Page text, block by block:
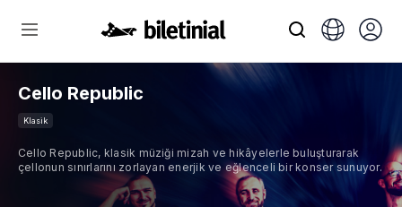
Cello Republic
Klasik
Cello Republic, klasik müziği mizah ve hikâyelerle buluşturarak
çellonun sınırlarını zorlayan enerjik ve eğlenceli bir konser sunuyor.